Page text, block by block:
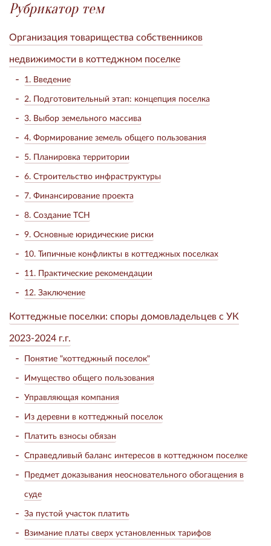
Рубрикатор тем
Организация товарищества собственников
недвижимости в коттеджном поселке
1. Введение
2. Подготовительный этап: концепция поселка
3. Выбор земельного массива
4. Формирование земель общего пользования
5. Планировка территории
6. Строительство инфраструктуры
7. Финансирование проекта
8. Создание ТСН
9. Основные юридические риски
10. Типичные конфликты в коттеджных поселках
11. Практические рекомендации
12. Заключение
Коттеджные поселки: споры домовладельцев с УК
2023-2024 г.г.
Понятие "коттеджный поселок"
Имущество общего пользования
Управляющая компания
Из деревни в коттеджный поселок
Платить взносы обязан
Справедливый баланс интересов в коттеджном поселке
Предмет доказывания неосновательного обогащения в
суде
За пустой участок платить
Взимание платы сверх установленных тарифов